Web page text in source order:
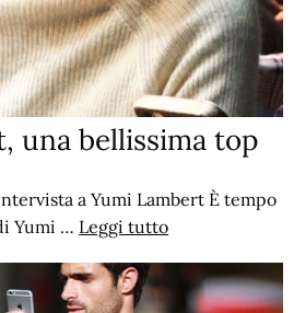
una bellissima top
a Yumi Lambert È tempo
Yumi … Leggi tutto